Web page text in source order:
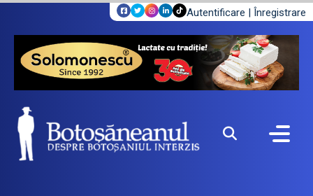
Autentificare | Înregistrare